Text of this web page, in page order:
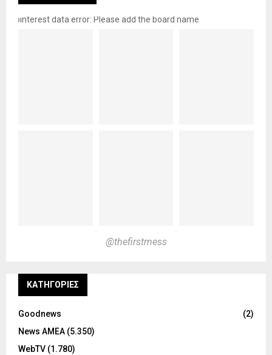
pinterest data error: Please add the board name
@thefirstmess
KΑΤΗΓΟΡΊΕΣ
Goodnews
(2)
News ΑΜΕΑ (5.350)
WebTV (1.780)